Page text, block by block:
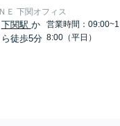
Ｅ 下関オフィス
下関駅 か
ら徒歩5分
営業時間：09:00~1
8:00（平日）